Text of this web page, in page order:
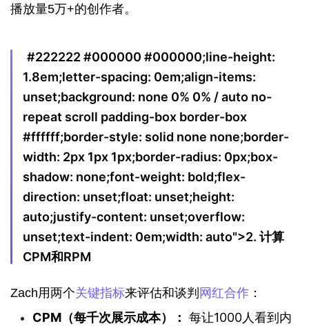
播放量5万+的创作者。
#222222 #000000 #000000;line-height:
1.8em;letter-spacing: 0em;align-items:
unset;background: none 0% 0% / auto no-
repeat scroll padding-box border-box
#ffffff;border-style: solid none none;border-
width: 2px 1px 1px;border-radius: 0px;box-
shadow: none;font-weight: bold;flex-
direction: unset;float: unset;height:
auto;justify-content: unset;overflow:
unset;text-indent: 0em;width: auto">2. 计算
CPM和RPM
Zach用两个关键指标来评估和谈判 网红合作 ：
CPM（每千次展示成本）： 每让1000人看到内